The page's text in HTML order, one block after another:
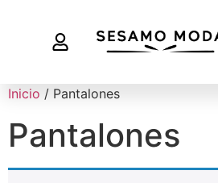
Inicio / Pantalones
Pantalones